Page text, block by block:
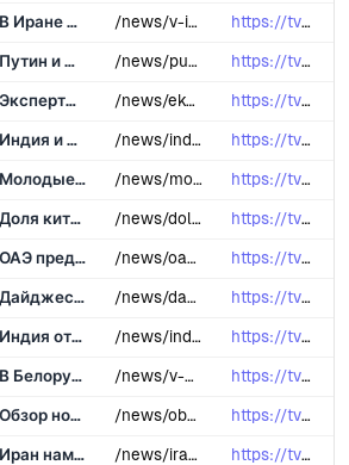
В Иране откроют первый в стране парк искусственного интеллекта /news/v-irane-otkroyut-pervyy-v-strane-park-iskusstvennogo-intellekta/ https://tvbrics.com/news/v-irane-otkr...
Путин и Лула да Силва наметили вектор развития российско-бразильского сотрудничества /news/putin-i-lula-da-silva-nametili-vektor-razvitiya-rossiysko-brazilskogo-sotrudnichestva/ https://tvbrics.com/news/putin-i-lula...
Эксперты обсудили значение публичной дипломатии и СМИ в глобальном контексте на пресс-конференции в Москве /news/eksperty-obsudili-znachenie-publichnoy-diplomatii-i-smi-v-globalnom-kontekste-na-press-konferentsii-/ https://tvbrics.com/news/eksperty-obs...
Индия и Индонезия подписали ряд соглашений о сотрудничестве в ключевых областях /news/indiya-i-indoneziya-podpisali-ryad-soglasheniy-o-sotrudnichestve-v-klyuchevykh-oblastyakh/ https://tvbrics.com/news/indiya-i-ind...
Молодые артисты из стран БРИКС приедут в 2025 году на стажировку в Москву /news/molodye-artisty-iz-stran-briks-priedut-v-2025-godu-na-stazhirovku-v-moskvu/ https://tvbrics.com/news/molodye-arti...
Доля китайских автомобилей на рынке ЮАР выросла на 30% /news/dolya-kitayskikh-avtomobiley-na-rynke-yuar-vyrosla-na-30/ https://tvbrics.com/news/dolya-kitays...
ОАЭ представили проект высокоскоростного поезда, соединяющего Абу-Даби и Дубай /news/oae-predstavili-proekt-vysokoskorostnogo-poezda-soedinyayushchego-abu-dabi-i-dubay/ https://tvbrics.com/news/oae-predstav...
Дайджест основных новостей стран БРИКС за прошедшую неделю /news/daydzhest-osnovnykh-novostey-stran-briks-za-proshedshuyu-nedelyu-26-01-25/ https://tvbrics.com/news/daydzhest-os...
Индия отмечает День Республики /news/indiya-otmechaet-den-respubliki-2/ https://tvbrics.com/news/indiya-otmec...
В Белоруссии стартовал основной день голосования на выборах президента /news/v-belorussii-startoval-osnovnoy-den-golosovaniya-na-vyborakh-prezidenta/ https://tvbrics.com/news/v-belorussii...
Обзор новостей TV BRICS в зарубежных медиа /news/obzor-novostey-tv-brics-v-zarubezhnykh-media-25-01-25/ https://tvbrics.com/news/obzor-novost...
Иран намерен развивать культурно-познавательный и медицинский туризм /news/iran-nameren-razvivat-kulturno-poznavatelnyy-i-meditsinskiy-turizm/ https://tvbrics.com/news/iran-nameren...